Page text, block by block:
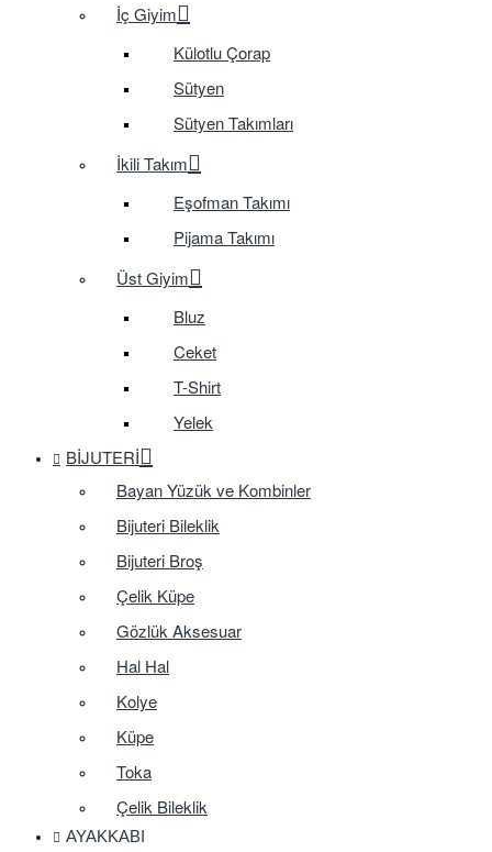
İç Giyim
Külotlu Çorap
Sütyen
Sütyen Takımları
İkili Takım
Eşofman Takımı
Pijama Takımı
Üst Giyim
Bluz
Ceket
T-Shirt
Yelek
BIJUTERI
Bayan Yüzük ve Kombinler
Bijuteri Bileklik
Bijuteri Broş
Çelik Küpe
Gözlük Aksesuar
Hal Hal
Kolye
Küpe
Toka
Çelik Bileklik
AYAKKABI